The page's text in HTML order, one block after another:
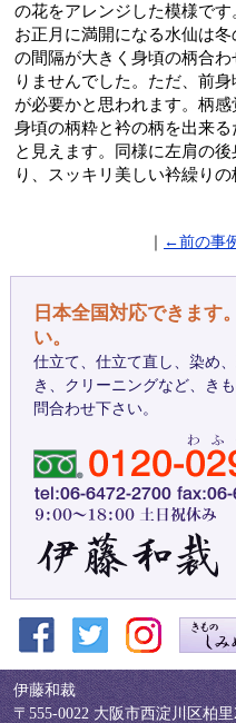
の花をアレンジした模様です
お正月に満開になる水仙は
の間隔が大きく身頃の柄合
りませんでした。ただ、前
が必要かと思われます。柄
身頃の柄粋と衿の柄を出来
と見えます。同様に左肩の
り、スッキリ美しい衿繰りの
←前の事
日本全国対応できます
い。
仕立て、仕立て直し、染め
き、クリーニングなど、き
問合わせ下さい。
伊藤和裁
〒555-0022 大阪市西淀川区柏里